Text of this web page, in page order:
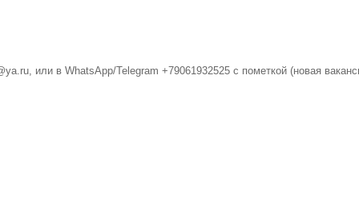
, или в WhatsApp/Telegram +79061932525 с пометкой (новая